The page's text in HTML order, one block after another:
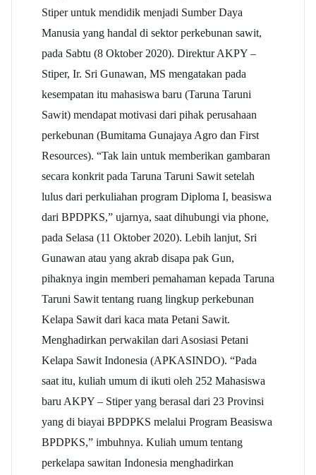
Stiper untuk mendidik menjadi Sumber Daya
Manusia yang handal di sektor perkebunan sawit,
pada Sabtu (8 Oktober 2020). Direktur AKPY –
Stiper, Ir. Sri Gunawan, MS mengatakan pada
kesempatan itu mahasiswa baru (Taruna Taruni
Sawit) mendapat motivasi dari pihak perusahaan
perkebunan (Bumitama Gunajaya Agro dan First
Resources). “Tak lain untuk memberikan gambaran
secara konkrit pada Taruna Taruni Sawit setelah
lulus dari perkuliahan program Diploma I, beasiswa
dari BPDPKS,” ujarnya, saat dihubungi via phone,
pada Selasa (11 Oktober 2020). Lebih lanjut, Sri
Gunawan atau yang akrab disapa pak Gun,
pihaknya ingin memberi pemahaman kepada Taruna
Taruni Sawit tentang ruang lingkup perkebunan
Kelapa Sawit dari kaca mata Petani Sawit.
Menghadirkan perwakilan dari Asosiasi Petani
Kelapa Sawit Indonesia (APKASINDO). “Pada
saat itu, kuliah umum di ikuti oleh 252 Mahasiswa
baru AKPY – Stiper yang berasal dari 23 Provinsi
yang di biayai BPDPKS melalui Program Beasiswa
BPDPKS,” imbuhnya. Kuliah umum tentang
perkelapa sawitan Indonesia menghadirkan